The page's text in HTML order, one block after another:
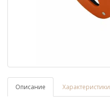
Описание Характеристики